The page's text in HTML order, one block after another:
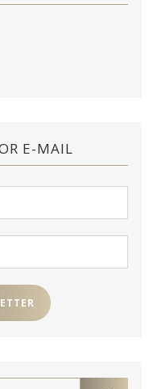
E-MAIL